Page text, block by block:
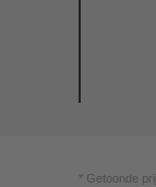
* Getoonde